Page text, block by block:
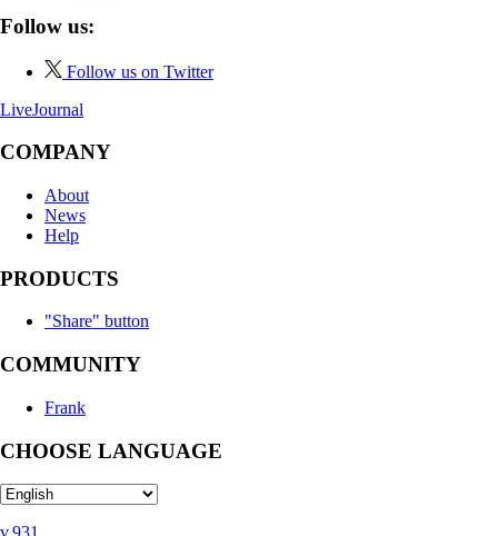
Follow us:
Follow us on Twitter
LiveJournal
COMPANY
About
News
Help
PRODUCTS
"Share" button
COMMUNITY
Frank
CHOOSE LANGUAGE